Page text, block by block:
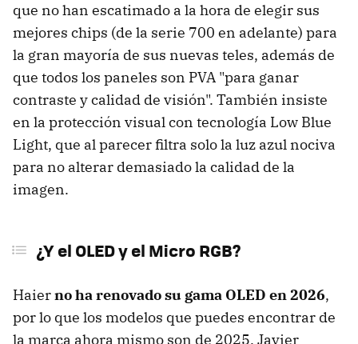
que no han escatimado a la hora de elegir sus
mejores chips (de la serie 700 en adelante) para
la gran mayoría de sus nuevas teles, además de
que todos los paneles son PVA "para ganar
contraste y calidad de visión". También insiste
en la protección visual con tecnología Low Blue
Light, que al parecer filtra solo la luz azul nociva
para no alterar demasiado la calidad de la
imagen.
¿Y el OLED y el Micro RGB?
Haierno ha renovado su gama OLED en 2026,
por lo que los modelos que puedes encontrar de
la marca ahora mismo son de 2025. Javier